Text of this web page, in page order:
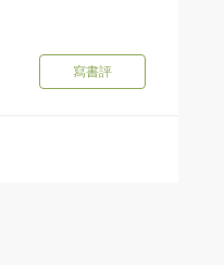
寫書評